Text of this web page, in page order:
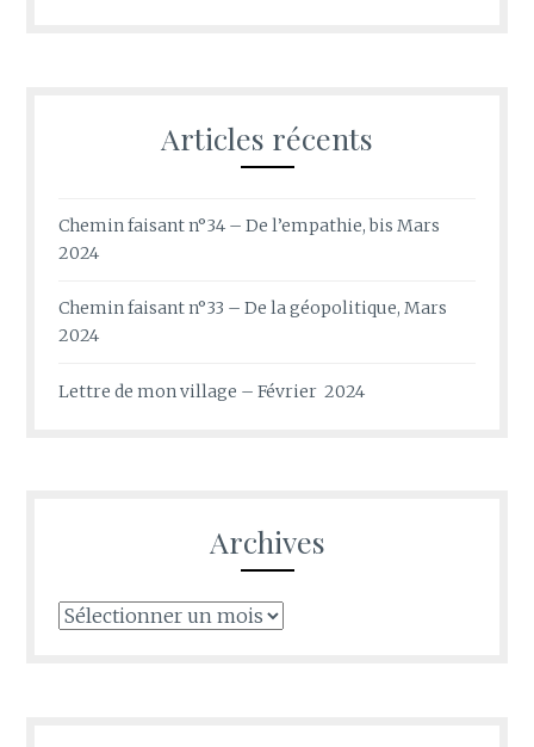
Articles récents
Chemin faisant n°34 – De l’empathie, bis Mars
2024
Chemin faisant n°33 – De la géopolitique, Mars
2024
Lettre de mon village – Février 2024
Archives
Archives